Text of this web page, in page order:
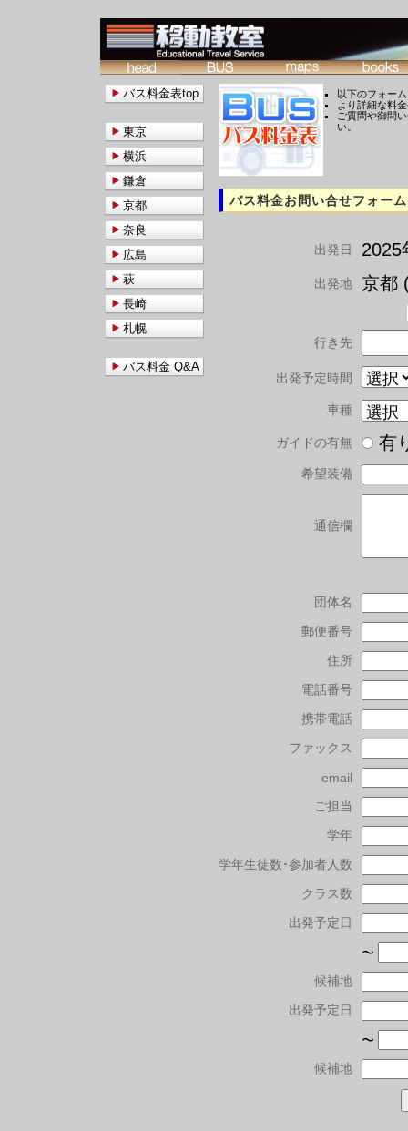
以下のフォー
より詳細な料
ご質問や御問
い。
バス料金お問い合せフォーム
出発日 2025
出発地 京都
行き先
出発予定時間
車種
ガイドの有無
希望装備
通信欄
団体名
郵便番号
住所
電話番号
携帯電話
ファックス
email
ご担当
学年
学年生徒数･参加者人数
クラス数
出発予定日
〜
候補地
出発予定日
〜
候補地
バス料金表top
東京
横浜
鎌倉
京都
奈良
広島
萩
長崎
札幌
バス料金 Q&A